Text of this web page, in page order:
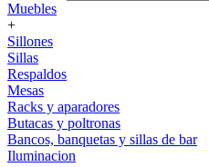
Muebles
+
Sillones
Sillas
Respaldos
Mesas
Racks y aparadores
Butacas y poltronas
Bancos, banquetas y sillas de bar
Iluminacion